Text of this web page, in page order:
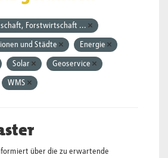
Forstwirtschaft ...
und Städte Energie
Solar Geoservice
WMS
über die zu erwartende